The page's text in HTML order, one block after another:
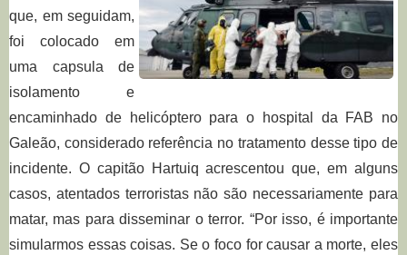
que, em seguidam,
foi colocado em
uma capsula de
isolamento e
encaminhado de helicóptero para o hospital da FAB no
Galeão, considerado referência no tratamento desse tipo de
incidente. O capitão Hartuiq acrescentou que, em alguns
casos, atentados terroristas não são necessariamente para
matar, mas para disseminar o terror. “Por isso, é importante
simularmos essas coisas. Se o foco for causar a morte, eles